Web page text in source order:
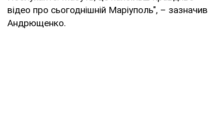
відео про сьогоднішній Маріуполь", – зазначив
Андрющенко.